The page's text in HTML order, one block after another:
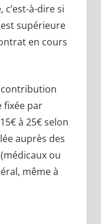
c’est-à-dire si
supérieure
en cours
contribution
par
à 25€ selon
auprès des
ou
même à